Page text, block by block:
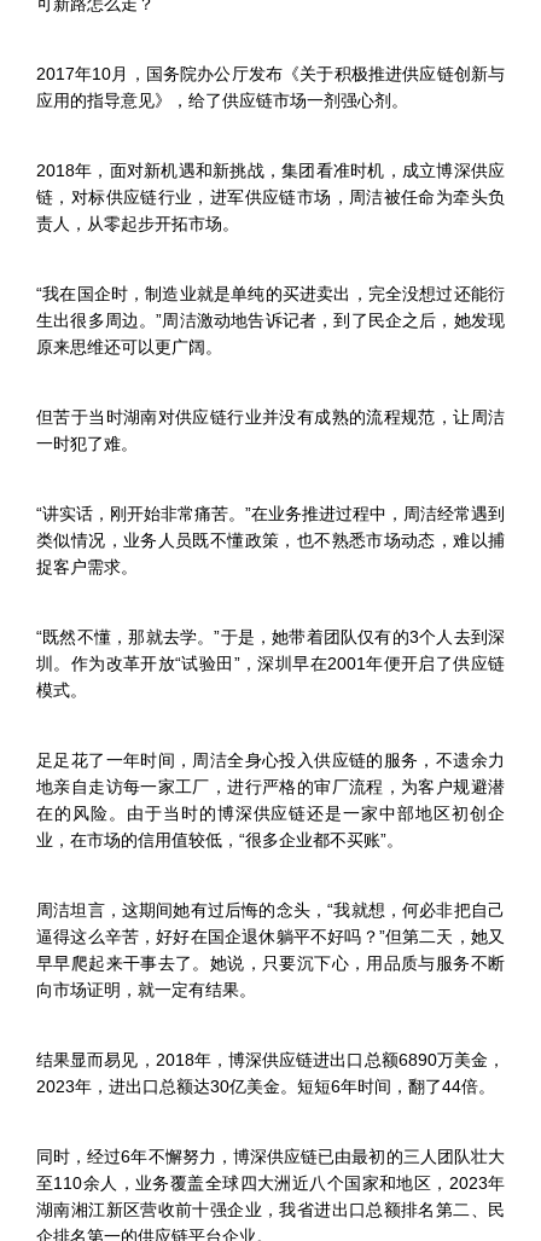
2017年10月，国务院办公厅发布《关于积极推进供应链创新与
应用的指导意见》，给了供应链市场一剂强心剂。
2018年，面对新机遇和新挑战，集团看准时机，成立博深供应
链，对标供应链行业，进军供应链市场，周洁被任命为牵头负
责人，从零起步开拓市场。
“我在国企时，制造业就是单纯的买进卖出，完全没想过还能衍
生出很多周边。”周洁激动地告诉记者，到了民企之后，她发现
原来思维还可以更广阔。
但苦于当时湖南对供应链行业并没有成熟的流程规范，让周洁
一时犯了难。
“讲实话，刚开始非常痛苦。”在业务推进过程中，周洁经常遇到
类似情况，业务人员既不懂政策，也不熟悉市场动态，难以捕
捉客户需求。
“既然不懂，那就去学。”于是，她带着团队仅有的3个人去到深
圳。作为改革开放“试验田”，深圳早在2001年便开启了供应链
模式。
足足花了一年时间，周洁全身心投入供应链的服务，不遗余力
地亲自走访每一家工厂，进行严格的审厂流程，为客户规避潜
在的风险。由于当时的博深供应链还是一家中部地区初创企
业，在市场的信用值较低，“很多企业都不买账”。
周洁坦言，这期间她有过后悔的念头，“我就想，何必非把自己
逼得这么辛苦，好好在国企退休躺平不好吗？”但第二天，她又
早早爬起来干事去了。她说，只要沉下心，用品质与服务不断
向市场证明，就一定有结果。
结果显而易见，2018年，博深供应链进出口总额6890万美金，
2023年，进出口总额达30亿美金。短短6年时间，翻了44倍。
同时，经过6年不懈努力，博深供应链已由最初的三人团队壮大
至110余人，业务覆盖全球四大洲近八个国家和地区，2023年
湖南湘江新区营收前十强企业，我省进出口总额排名第二、民
企排名第一的供应链平台企业。